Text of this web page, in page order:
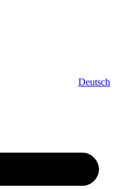
Deutsch